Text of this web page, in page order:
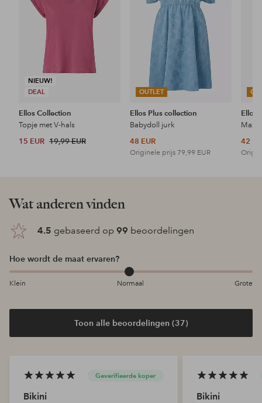
NIEUW!
DEAL
Ellos Collection
Topje met V-hals
15 EUR 19,99 EUR
OUTLET
Ellos Plus collection
Babydoll jurk
48 EUR
Originele prijs 79,99 EUR
Ellos
Maxi-
42
Wat anderen vinden
4.5 gebaseerd op 99 beoordelingen
Hoe wordt de maat ervaren?
Klein Normaal Grote
Toon alle beoordelingen (37)
Geverifieerde koper
Bikini Bikini